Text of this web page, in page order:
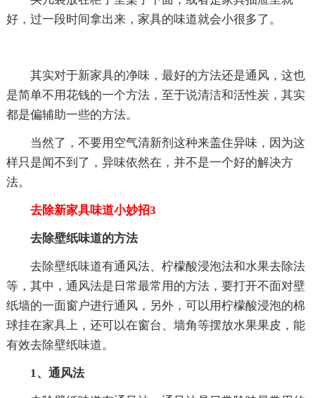
好，过一段时间拿出来，家具的味道就会小很多了。
其实对于新家具的净味，最好的方法还是通风，这也
是简单不用花钱的一个方法，至于说清洁和活性炭，其实
都是偏辅助一些的方法。
当然了，不要用空气清新剂这种来盖住异味，因为这
样只是闻不到了，异味依然在，并不是一个好的解决方
法。
去除新家具味道小妙招3
去除壁纸味道的方法
去除壁纸味道有通风法、柠檬酸浸泡法和水果去除法
等，其中，通风法是日常最常用的方法，要打开不面对壁
纸墙的一面窗户进行通风，另外，可以用柠檬酸浸泡的棉
球挂在家具上，还可以在窗台、墙角等摆放水果果皮，能
有效去除壁纸味道。
1、通风法